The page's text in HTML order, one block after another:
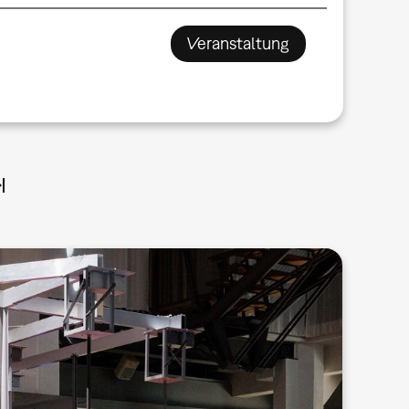
Veranstaltung